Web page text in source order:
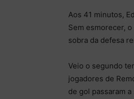
Aos 41 minutos,
Sem esmorecer,
sobra da defesa
Veio o segundo
jogadores de
de gol passaram